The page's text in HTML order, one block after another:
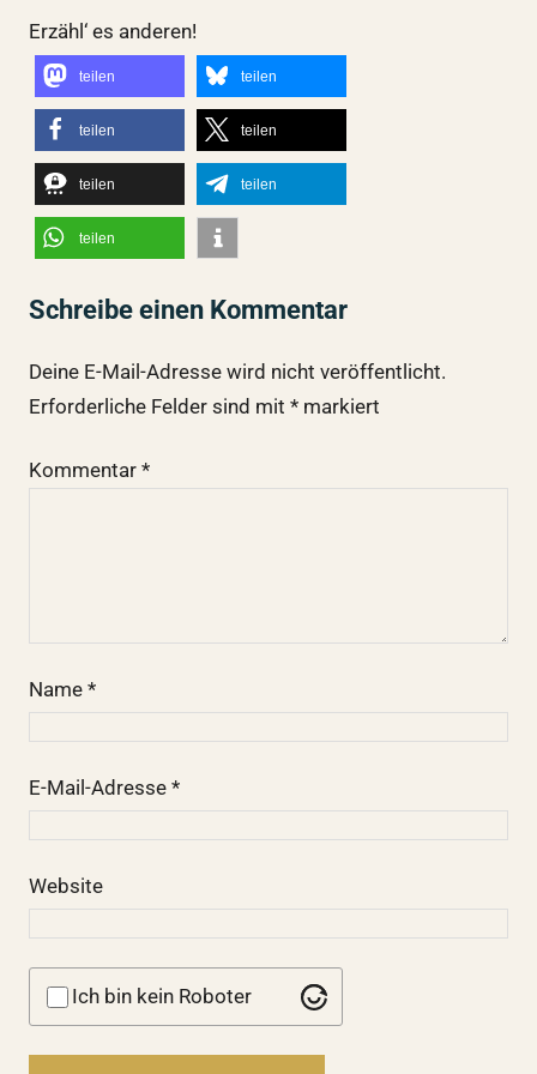
Erzähl‘ es anderen!
teilen teilen
teilen teilen
teilen teilen
teilen
Schreibe einen Kommentar
Deine E-Mail-Adresse wird nicht veröffentlicht.
Erforderliche Felder sind mit *markiert
Kommentar *
Name *
E-Mail-Adresse *
Website
Ich bin kein Roboter